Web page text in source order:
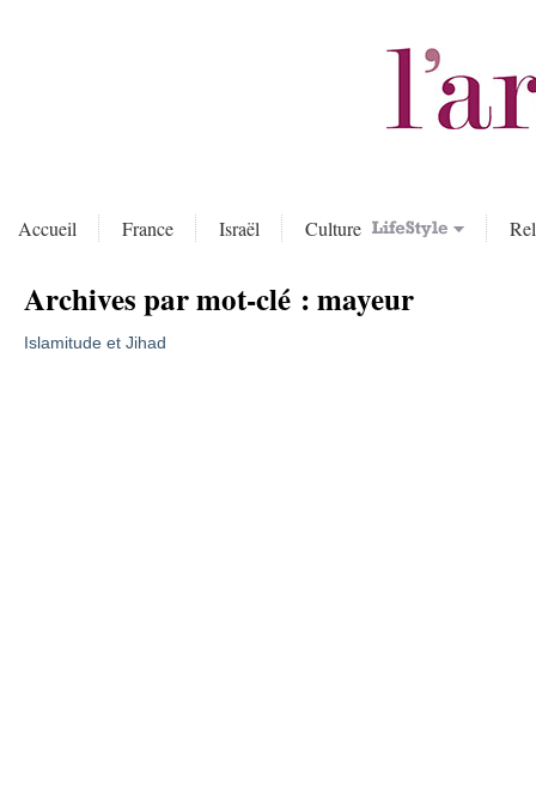
Accueil France Israël Culture
Archives par mot-clé :mayeur
Islamitude et Jihad